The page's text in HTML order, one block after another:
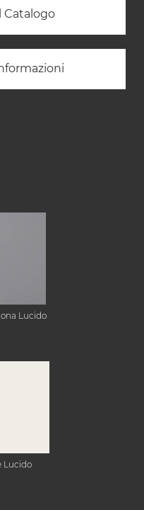
Catalogo
Lucido
Lucido